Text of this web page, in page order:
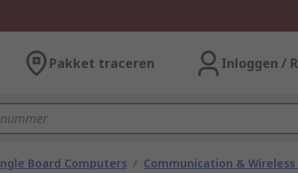
Pakket traceren Inloggen /
Board Computers / Communication &